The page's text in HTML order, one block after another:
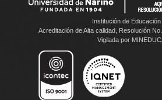
Institución de
Acreditación de Alta calidad, Resolución
Vigilada por